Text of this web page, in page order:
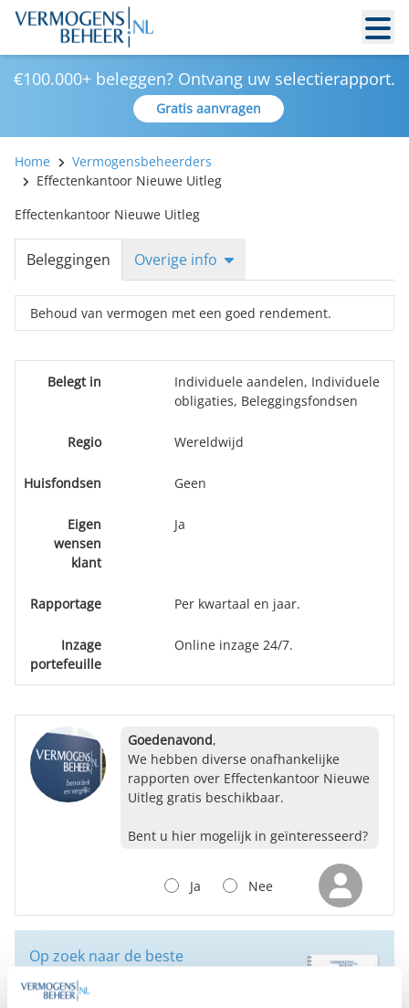
€100.000+ beleggen? Ontvang uw selectierapport.
Gratis aanvragen
Home
Vermogensbeheerders
Effectenkantoor Nieuwe Uitleg
Effectenkantoor Nieuwe Uitleg
Beleggingen Overige info
Behoud van vermogen met een goed rendement.
Belegt in
Individuele aandelen, Individuele
obligaties, Beleggingsfondsen
Regio Wereldwijd
Huisfondsen Geen
Eigen
wensen
klant
Ja
Rapportage Per kwartaal en jaar.
Inzage
portefeuille
Online inzage 24/7.
Goedenavond,
We hebben diverse onafhankelijke
rapporten over Effectenkantoor Nieuwe
Uitleg gratis beschikbaar.
Bent u hier mogelijk in geïnteresseerd?
Nee
Ja
Op zoek naar de beste
vermogensbeheerder?
Bent u op zoek naar de voor u beste